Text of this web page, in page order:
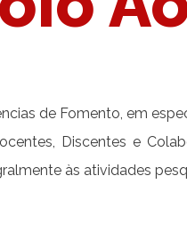
de Fomento, em
Discentes e
às atividades